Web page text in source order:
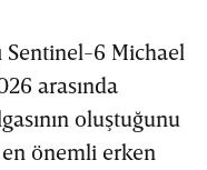
Sentinel-6 Michael
arasında
oluştuğunu
önemli erken